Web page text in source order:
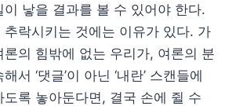
이 낳을 결과를 볼 수 있어야 한다.
추락시키는 것에는 이유가 있다. 가
론의 힘밖에 없는 우리가, 여론의 분
서 ‘댓글’이 아닌 ‘내란’ 스캔들에
록 놓아둔다면, 결국 손에 쥘 수